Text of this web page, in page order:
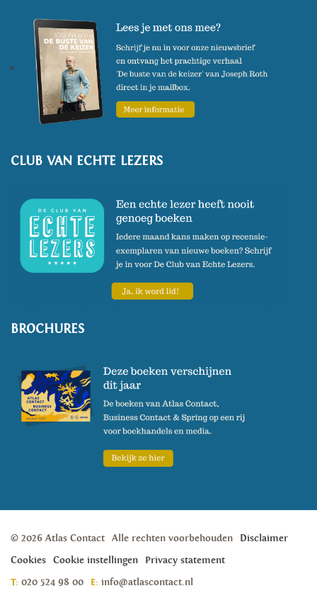
CLUB VAN ECHTE LEZERS
BROCHURES
© 2026 Atlas Contact Alle rechten voorbehouden
Disclaimer
Cookies
Cookie instellingen
Privacy statement
T: 020 524 98 00 E: info@atlascontact.nl